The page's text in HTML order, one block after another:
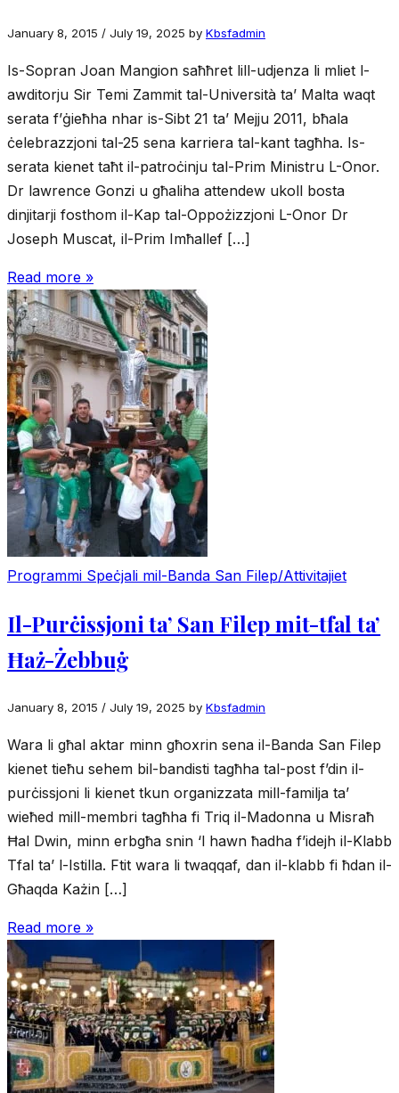
January 8, 2015 / July 19, 2025 by Kbsfadmin
Is-Sopran Joan Mangion saħħret lill-udjenza li mliet l-
awditorju Sir Temi Zammit tal-Università ta’ Malta waqt
serata f’ġieħha nhar is-Sibt 21 ta’ Mejju 2011, bħala
ċelebrazzjoni tal-25 sena karriera tal-kant tagħha. Is-
serata kienet taħt il-patroċinju tal-Prim Ministru L-Onor.
Dr lawrence Gonzi u għaliha attendew ukoll bosta
dinjitarji fosthom il-Kap tal-Oppożizzjoni L-Onor Dr
Joseph Muscat, il-Prim Imħallef […]
Read more »
Programmi Speċjali mil-Banda San Filep/Attivitajiet
Il-Purċissjoni ta’ San Filep mit-tfal ta’
Ħaż-Żebbuġ
January 8, 2015 / July 19, 2025 by Kbsfadmin
Wara li għal aktar minn għoxrin sena il-Banda San Filep
kienet tieħu sehem bil-bandisti tagħha tal-post f’din il-
purċissjoni li kienet tkun organizzata mill-familja ta’
wieħed mill-membri tagħha fi Triq il-Madonna u Misraħ
Ħal Dwin, minn erbgħa snin ‘l hawn ħadha f’idejh il-Klabb
Tfal ta’ l-Istilla. Ftit wara li twaqqaf, dan il-klabb fi ħdan il-
Għaqda Każin […]
Read more »